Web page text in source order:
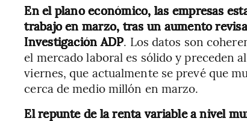
En el plano económico, las empresas
trabajo en marzo, tras un aumento
Investigación ADP. Los datos son
el mercado laboral es sólido y preceden
viernes, que actualmente se prevé que
cerca de medio millón en marzo.
El repunte de la renta variable a nivel